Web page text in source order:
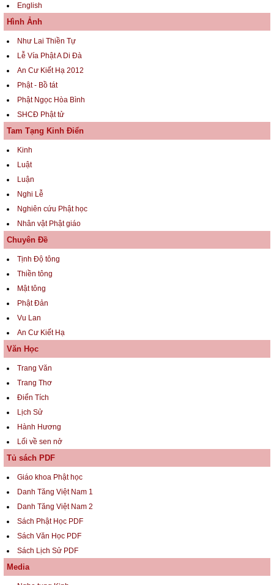
English
Hình Ảnh
Như Lai Thiền Tự
Lễ Vía Phật A Di Đà
An Cư Kiết Hạ 2012
Phật - Bồ tát
Phật Ngọc Hòa Bình
SHCĐ Phật tử
Tam Tạng Kinh Điển
Kinh
Luật
Luận
Nghi Lễ
Nghiên cứu Phật học
Nhân vật Phật giáo
Chuyên Đề
Tịnh Độ tông
Thiền tông
Mật tông
Phật Đản
Vu Lan
An Cư Kiết Hạ
Văn Học
Trang Văn
Trang Thơ
Điển Tích
Lịch Sử
Hành Hương
Lối về sen nở
Tủ sách PDF
Giáo khoa Phật học
Danh Tăng Việt Nam 1
Danh Tăng Việt Nam 2
Sách Phật Học PDF
Sách Văn Học PDF
Sách Lịch Sử PDF
Media